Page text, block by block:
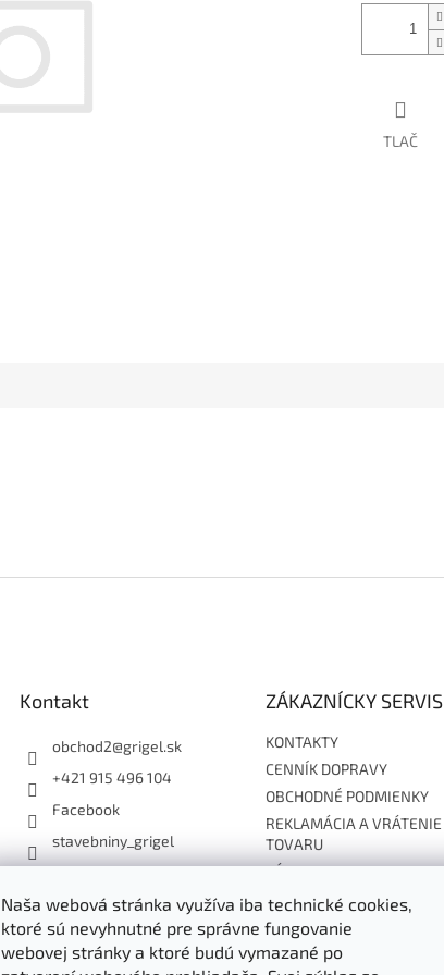
Naša webová stránka využíva iba technické cookies,
ktoré sú nevyhnutné pre správne fungovanie
webovej stránky a ktoré budú vymazané po
TLAČ
Kontakt
obchod2@grigel.sk
+421 915 496 104
Facebook
stavebniny_grigel
+421915496104
ZÁKAZNÍCKY SERVIS
KONTAKTY
CENNÍK DOPRAVY
OBCHODNÉ PODMIENKY
REKLAMÁCIA A VRÁTENIE
TOVARU
ZÁSADY OCHRANY
Súhlas so zasielaním EF
Cookies